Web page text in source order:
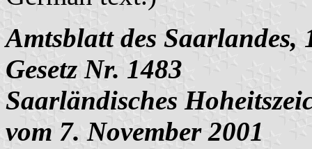
Amtsblatt des
Gesetz Nr. 1483
Saarländisches
vom 7. November 2001